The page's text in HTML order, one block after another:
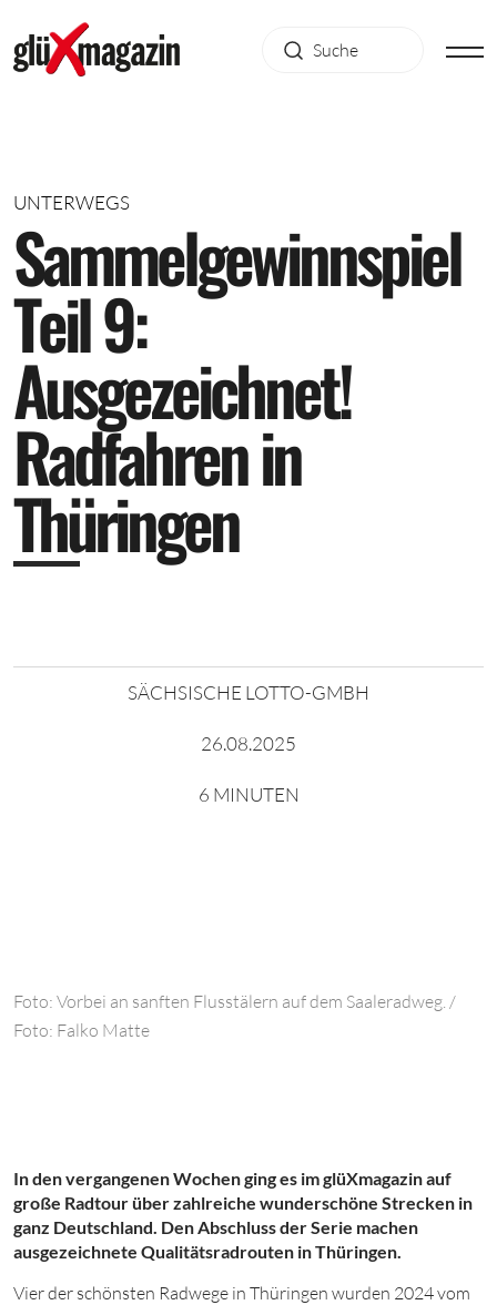
UNTERWEGS
Sammelgewinnspiel
Teil9:
Ausgezeichnet!
Radfahrenin
Thüringen
SÄCHSISCHE LOTTO-GMBH
26.08.2025
6 MINUTEN
Foto: Vorbei an sanften Flusstälern auf dem Saaleradweg. /
Foto: Falko Matte
In den vergangenen Wochen ging es imglüXmagazinauf
große Radtour über zahlreiche wunderschöne Strecken in
ganz Deutschland. Den Abschluss der Serie machen
ausgezeichnete Qualitätsradrouten in Thüringen.
Vier der schönsten Radwege in Thüringen wurden 2024vom